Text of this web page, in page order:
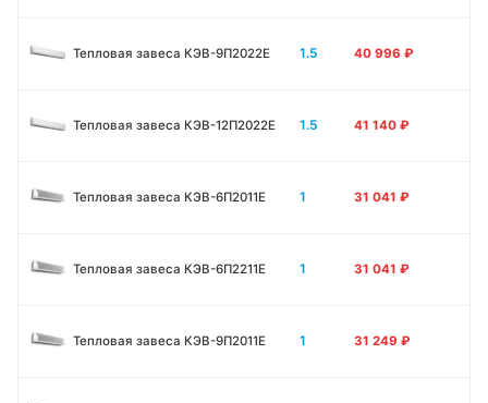
Тепловая завеса КЭВ-9П2022Е 1.5 40 996 ₽
Тепловая завеса КЭВ-12П2022Е 1.5 41 140 ₽
Тепловая завеса КЭВ-6П2011E 1 31 041 ₽
Тепловая завеса КЭВ-6П2211E 1 31 041 ₽
Тепловая завеса КЭВ-9П2011E 1 31 249 ₽